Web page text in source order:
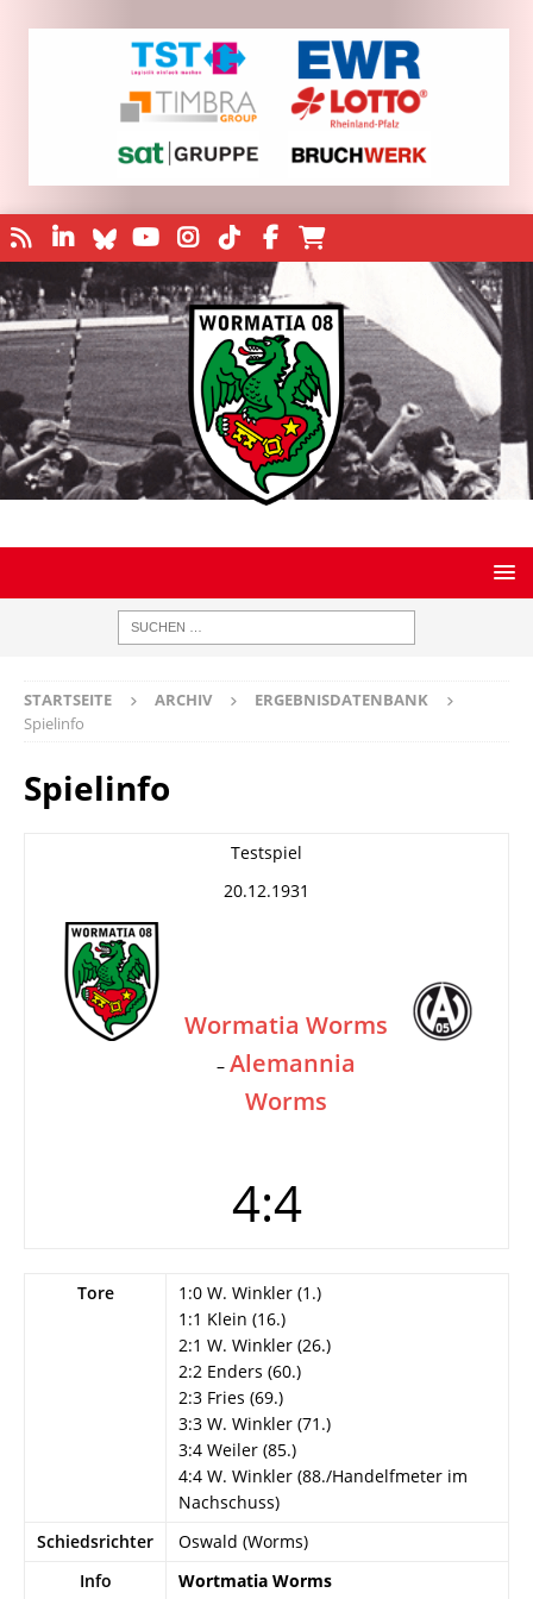
STARTSEITE ARCHIV
ERGEBNISDATENBANK
Spielinfo
Spielinfo
Testspiel
20.12.1931
Wormatia Worms
– Alemannia
Worms
4:4
Tore
1:0 W. Winkler (1.)
1:1 Klein (16.)
2:1 W. Winkler (26.)
2:2 Enders (60.)
2:3 Fries (69.)
3:3 W. Winkler (71.)
3:4 Weiler (85.)
4:4 W. Winkler (88./Handelfmeter im
Nachschuss)
Schiedsrichter
Oswald (Worms)
Info
Wortmatia Worms